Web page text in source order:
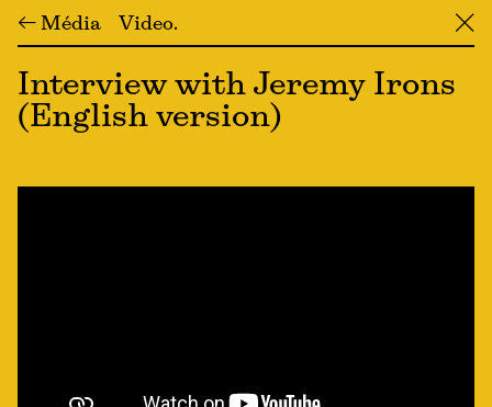
← Média Video ╳
Interview with Jeremy Irons
(English version)